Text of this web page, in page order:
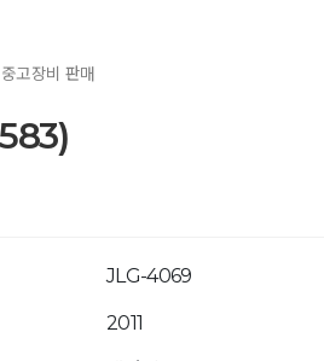
고장비 판매
JLG-4069
2011